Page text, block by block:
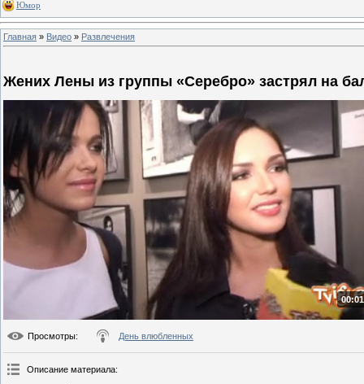
Юмор
Главная » Видео » Развлечения
Жених Лены из группы «Серебро» застрял на
Просмотры: День влюбленных
Описание материала: